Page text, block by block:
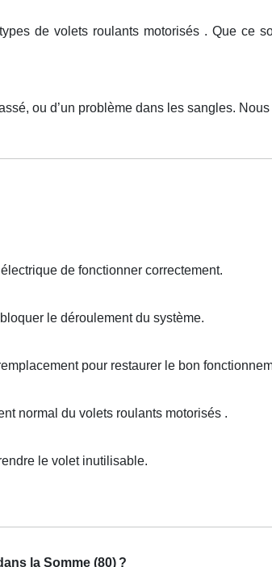
de volets roulants motorisés . Que ce
ou d’un problème dans les sangles.
de fonctionner correctement.
le déroulement du système.
pour restaurer le bon
normal du volets roulants motorisés .
le volet inutilisable.
la Somme (80) ?